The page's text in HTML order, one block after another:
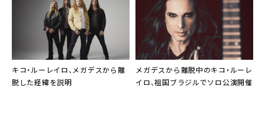
キコ・ルーレイロ、メガデスから離
脱した経緯を説明
メガデスから離脱中のキコ・ルーレ
イロ、祖国ブラジルでソロ公演開催